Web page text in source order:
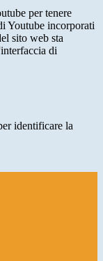
per tenere
Youtube incorporati
sito web sta
di
identificare la